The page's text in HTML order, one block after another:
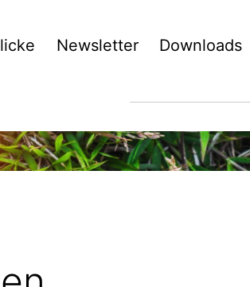
Newsletter Downloads